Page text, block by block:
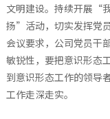
文明建设。持续开展“
扬”活动，切实发挥党
会议要求，公司党员干
敏锐性，要把意识形态
到意识形态工作的领导
工作走深走实。